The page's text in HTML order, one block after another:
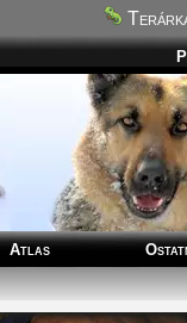
Atlas